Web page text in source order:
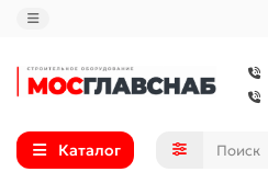
Каталог